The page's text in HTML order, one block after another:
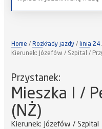
Home Rozkłady jazdy
linia 24
Kierunek: Józefów / Szpital /
Przystanek:
Mieszka I /
(NŻ)
Kierunek: Józefów / Szpital